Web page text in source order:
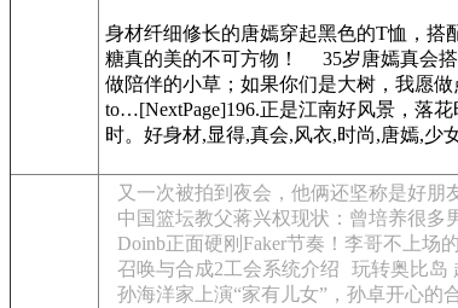
身材纤细修长的唐嫣穿起黑色的T恤，搭
糖真的美的不可方物！ 35岁唐嫣真会搭
做陪伴的小草；如果你们是大树，我愿
to…[NextPage]196.正是江南好风景，落
时。好身材,显得,真会,风衣,时尚,唐嫣,少
又一次被拍到夜会，他俩还坚称是好朋
中国篮坛教父蒋兴权现状：曾培养很多
Doinb正面硬刚Faker节奏！李哥不上场
召唤与合成2工会系统介绍
玩转奥比岛
孙海洋家上演“家有儿女”，孙卓开心的